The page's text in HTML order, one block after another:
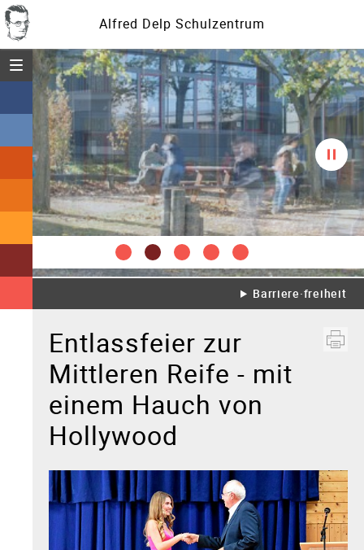
Alfred Delp Schulzentrum
Menü öffnen
spielt
Barriere·freiheit
Entlassfeier zur
Mittleren Reife - mit
einem Hauch von
Hollywood